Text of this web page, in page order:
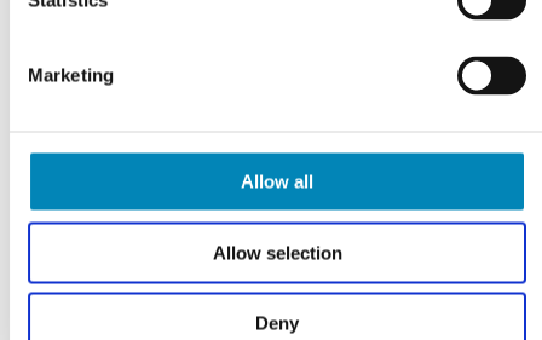
Marketing
Allow all
Allow selection
Deny
Professionel rådgivning
VI TILBYDER DIG